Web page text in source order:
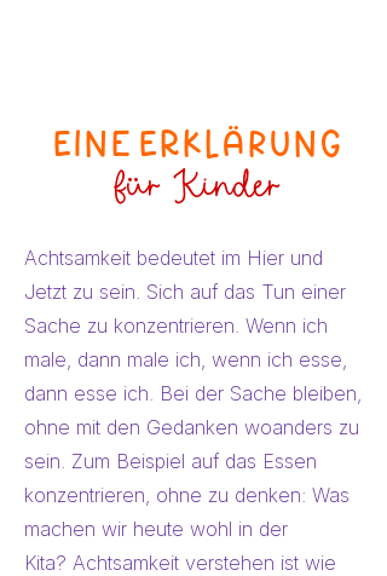
Eine ERklärung
für Kinder
Achtsamkeit bedeutet im Hier und
Jetzt zu sein. Sich auf das Tun einer
Sache zu konzentrieren. Wenn ich
male, dann male ich, wenn ich esse,
dann esse ich. Bei der Sache bleiben,
ohne mit den Gedanken woanders zu
sein. Zum Beispiel auf das Essen
konzentrieren, ohne zu denken: Was
machen wir heute wohl in der
Kita? Achtsamkeit verstehen ist wie